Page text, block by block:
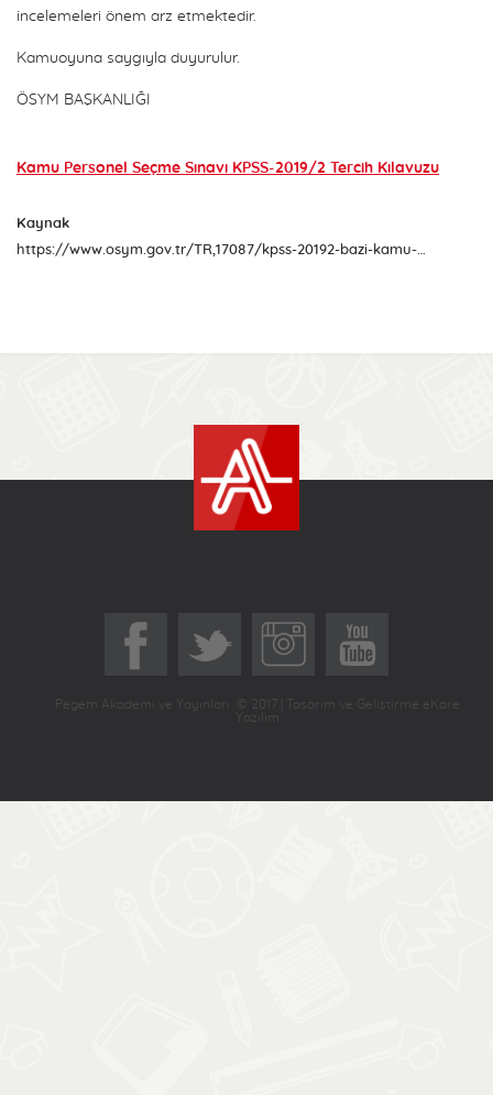
incelemeleri önem arz etmektedir.
Kamuoyuna saygıyla duyurulur.
ÖSYM BAŞKANLIĞI
Kamu Personel Seçme Sınavı KPSS-2019/2 Tercih Kılavuzu
Kaynak
https://www.osym.gov.tr/TR,17087/kpss-20192-bazi-kamu-kurum-ve-kuruluslarinin-kadro-ve-pozisyonlarina-yerlestirme-yapmak-icin-adaylardan-tercih-alinmasi-26112019.html
Pegem Akademi ve Yayınları © 2017 | Tasarım ve Geliştirme eKare
Yazılım